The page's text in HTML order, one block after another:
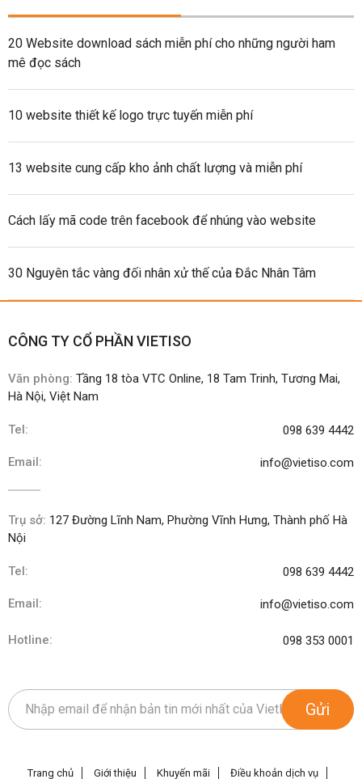
20 Website download sách miễn phí cho những người ham
mê đọc sách
10 website thiết kế logo trực tuyến miễn phí
13 website cung cấp kho ảnh chất lượng và miễn phí
Cách lấy mã code trên facebook để nhúng vào website
30 Nguyên tắc vàng đối nhân xử thế của Đắc Nhân Tâm
CÔNG TY CỔ PHẦN VIETISO
Văn phòng: Tầng 18 tòa VTC Online, 18 Tam Trinh, Tương Mai,
Hà Nội, Việt Nam
Tel: 098 639 4442
Email: info@vietiso.com
Trụ sở: 127 Đường Lĩnh Nam, Phường Vĩnh Hưng, Thành phố Hà
Nội
Tel: 098 639 4442
Email: info@vietiso.com
Hotline: 098 353 0001
Gửi
Trang chủ Giới thiệu Khuyến mãi Điều khoản dịch vụ